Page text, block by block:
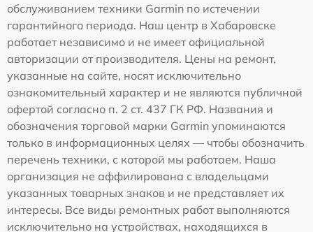
обслуживанием техники Garmin по истечении
гарантийного периода. Наш центр в Хабаровске
работает независимо и не имеет официальной
авторизации от производителя. Цены на ремонт,
указанные на сайте, носят исключительно
ознакомительный характер и не являются публичной
офертой согласно п. 2 ст. 437 ГК РФ. Названия и
обозначения торговой марки Garmin упоминаются
только в информационных целях — чтобы обозначить
перечень техники, с которой мы работаем. Наша
организация не аффилирована с владельцами
указанных товарных знаков и не представляет их
интересы. Все виды ремонтных работ выполняются
исключительно на устройствах, находящихся в